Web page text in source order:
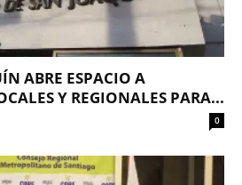
ABRE ESPACIO A
Y REGIONALES PARA...
0